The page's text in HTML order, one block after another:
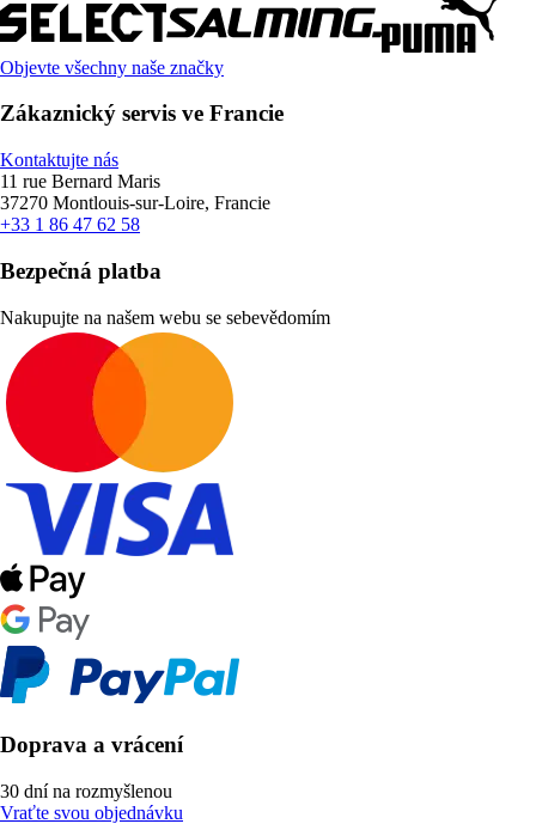
Objevte všechny naše značky
Zákaznický servis ve Francie
Kontaktujte nás
11 rue Bernard Maris
37270 Montlouis-sur-Loire, Francie
+33 1 86 47 62 58
Bezpečná platba
Nakupujte na našem webu se sebevědomím
Doprava a vrácení
30 dní na rozmyšlenou
Vraťte svou objednávku